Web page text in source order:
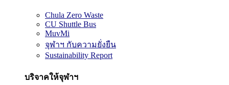
Chula Zero Waste
CU Shuttle Bus
MuvMi
จุฬาฯ กับความยั่งยืน
Sustainability Report
บริจาคให้จุฬาฯ